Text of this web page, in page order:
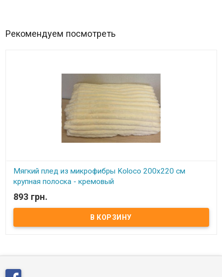
Рекомендуем посмотреть
Мягкий плед из микрофибры Koloco 200x220 см
крупная полоска - кремовый
В наличии
Мягкий плед из микрофибры Koloco Полоска 200x220 см Размер:
200х220 см Состав: микрофибра Упаковка: сумка ПВХ.
Производитель: Koloco
893 грн.